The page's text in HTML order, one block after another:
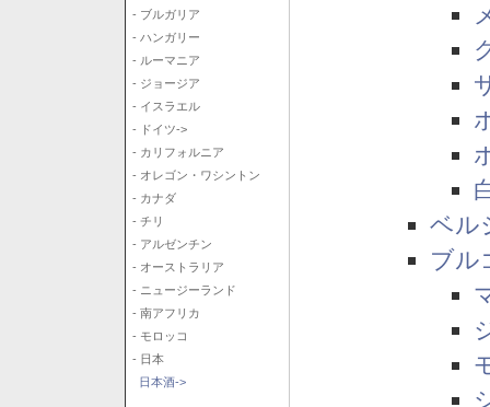
- ブルガリア
- ハンガリー
- ルーマニア
- ジョージア
- イスラエル
- ドイツ->
- カリフォルニア
- オレゴン・ワシントン
- カナダ
- チリ
- アルゼンチン
- オーストラリア
- ニュージーランド
- 南アフリカ
- モロッコ
- 日本
日本酒->
ベル
ブル